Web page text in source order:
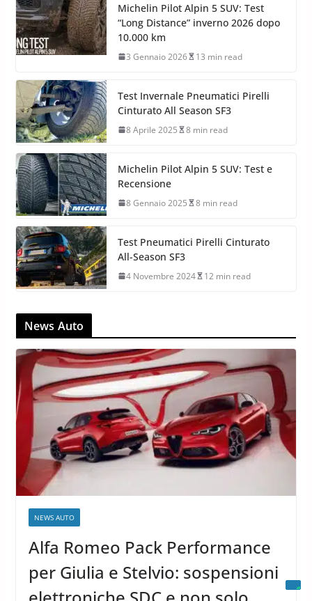
Michelin Pilot Alpin 5 SUV: Test
“Long Distance” inverno 2026 dopo
10.000 km
3 Gennaio 2026 13 min read
Test Invernale Pneumatici Pirelli
Cinturato All Season SF3
8 Aprile 2025 8 min read
Michelin Pilot Alpin 5 SUV: Test e
Recensione
8 Gennaio 2025 8 min read
Test Pneumatici Pirelli Cinturato
All-Season SF3
4 Novembre 2024 12 min read
News Auto
NEWS AUTO
Alfa Romeo Pack Performance
per Giulia e Stelvio: sospensioni